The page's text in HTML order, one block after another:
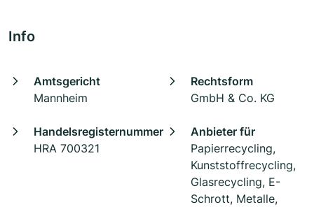
Info
Amtsgericht
Mannheim
Rechtsform
GmbH & Co. KG
Handelsregisternummer
HRA 700321
Anbieter für
Papierrecycling,
Kunststoffrecycling,
Glasrecycling, E-
Schrott, Metalle,